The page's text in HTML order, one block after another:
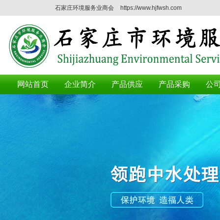
石家庄环境服务业商会 https://www.hjfwsh.com
网站首页 企业简介 产品供应 产品采购 公